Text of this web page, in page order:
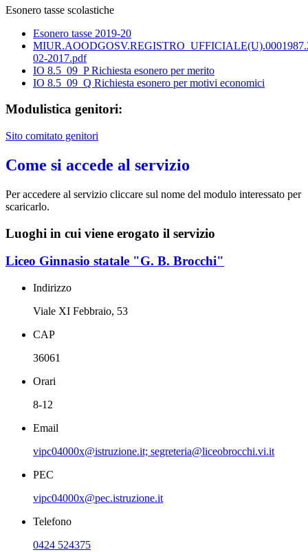
Esonero tasse scolastiche
Esonero tasse 2019-20
02-2017.pdf
IO 8.5_09_P Richiesta esonero per merito
IO 8.5_09_Q Richiesta esonero per motivi economici
Modulistica genitori:
Sito comitato genitori
Come si accede al servizio
Per accedere al servizio cliccare sul nome del modulo interessato per
scaricarlo.
Luoghi in cui viene erogato il servizio
Liceo Ginnasio statale "G. B. Brocchi"
Indirizzo
Viale XI Febbraio, 53
CAP
36061
Orari
8-12
Email
vipc04000x@istruzione.it; segreteria@liceobrocchi.vi.it
PEC
vipc04000x@pec.istruzione.it
Telefono
0424 524375